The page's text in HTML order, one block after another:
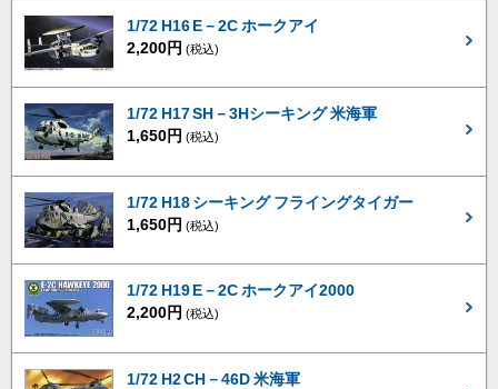
1/72 H16 E－2C ホークアイ
2,200円 (税込)
1/72 H17 SH－3Hシーキング 米海軍
1,650円 (税込)
1/72 H18 シーキング フライングタイガー
1,650円 (税込)
1/72 H19 E－2C ホークアイ2000
2,200円 (税込)
1/72 H2 CH－46D 米海軍